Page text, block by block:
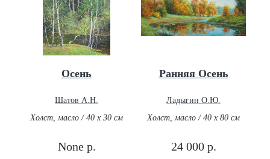
Осень
Шатов А.Н.
Холст, масло / 40 х 30 см
None р.
Ранняя Осень
Ладыгин О.Ю.
Холст, масло / 40 х 80 см
24 000 р.